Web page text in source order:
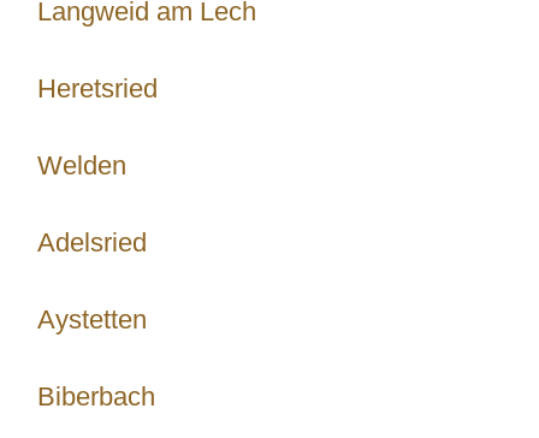
Langweid am Lech
Heretsried
Welden
Adelsried
Aystetten
Biberbach